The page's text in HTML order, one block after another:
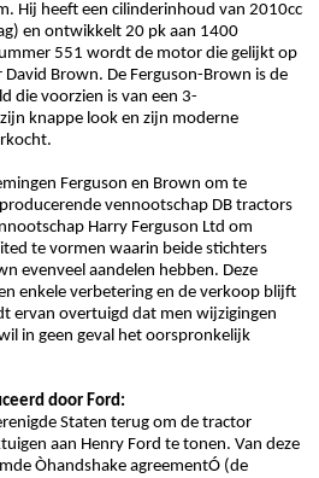
Hij heeft een cilinderinhoud van 2010cc
en ontwikkelt 20 pk aan 1400
551 wordt de motor die gelijkt op
Brown. De Ferguson-Brown is de
die voorzien is van een 3-
knappe look en zijn moderne
Ferguson en Brown om te
vennootschap DB tractors
Harry Ferguson Ltd om
te vormen waarin beide stichters
evenveel aandelen hebben. Deze
enkele verbetering en de verkoop blijft
ervan overtuigd dat men wijzigingen
in geen geval het oorspronkelijk
door Ford:
Staten terug om de tractor
aan Henry Ford te tonen. Van deze
Òhandshake agreementÓ (de